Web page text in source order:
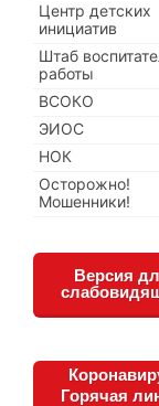
Центр детских
инициатив
Штаб
работы
ВСОКО
ЭИОС
НОК
Осторожно!
Мошенники!
Версия
Горячая